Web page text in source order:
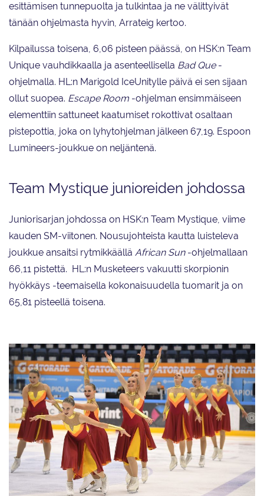
esittämisen tunnepuolta ja tulkintaa ja ne välittyivät
tänään ohjelmasta hyvin, Arrateig kertoo.
Kilpailussa toisena, 6,06 pisteen päässä, on HSK:n Team
Unique vauhdikkaalla ja asenteellisella Bad Que-
ohjelmalla. HL:n Marigold IceUnitylle päivä ei sen sijaan
ollut suopea. Escape Room -ohjelman ensimmäiseen
elementtiin sattuneet kaatumiset rokottivat osaltaan
pistepottia, joka on lyhytohjelman jälkeen 67,19. Espoon
Lumineers-joukkue on neljäntenä.
Team Mystique junioreiden johdossa
Juniorisarjan johdossa on HSK:n Team Mystique, viime
kauden SM-viitonen. Nousujohteista kautta luisteleva
joukkue ansaitsi rytmikkäällä African Sun-ohjelmallaan
66,11 pistettä. HL:n Musketeers vakuutti skorpionin
hyökkäys -teemaisella kokonaisuudella tuomarit ja on
65,81 pisteellä toisena.